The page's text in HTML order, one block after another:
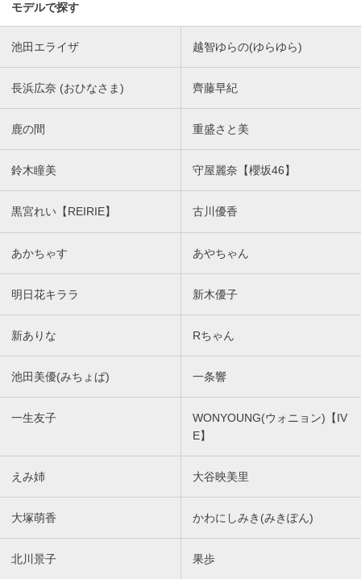
モデルで探す
池田エライザ 越智ゆらの(ゆらゆら)
長浜広奈 (おひなさま) 齊藤早紀
鹿の間 重盛さと美
鈴木瞳美 守屋麗奈【櫻坂46】
黒宮れい【REIRIE】 古川優香
あかちゃす あやちゃん
明日花キララ 新木優子
新ありな Rちゃん
池田美優(みちょぱ) 一条響
一生友子
WONYOUNG(ウォニョン)【IV
E】
えみ姉 大谷映美里
大塚萌香 かわにしみき(みきぽん)
北川景子 果歩